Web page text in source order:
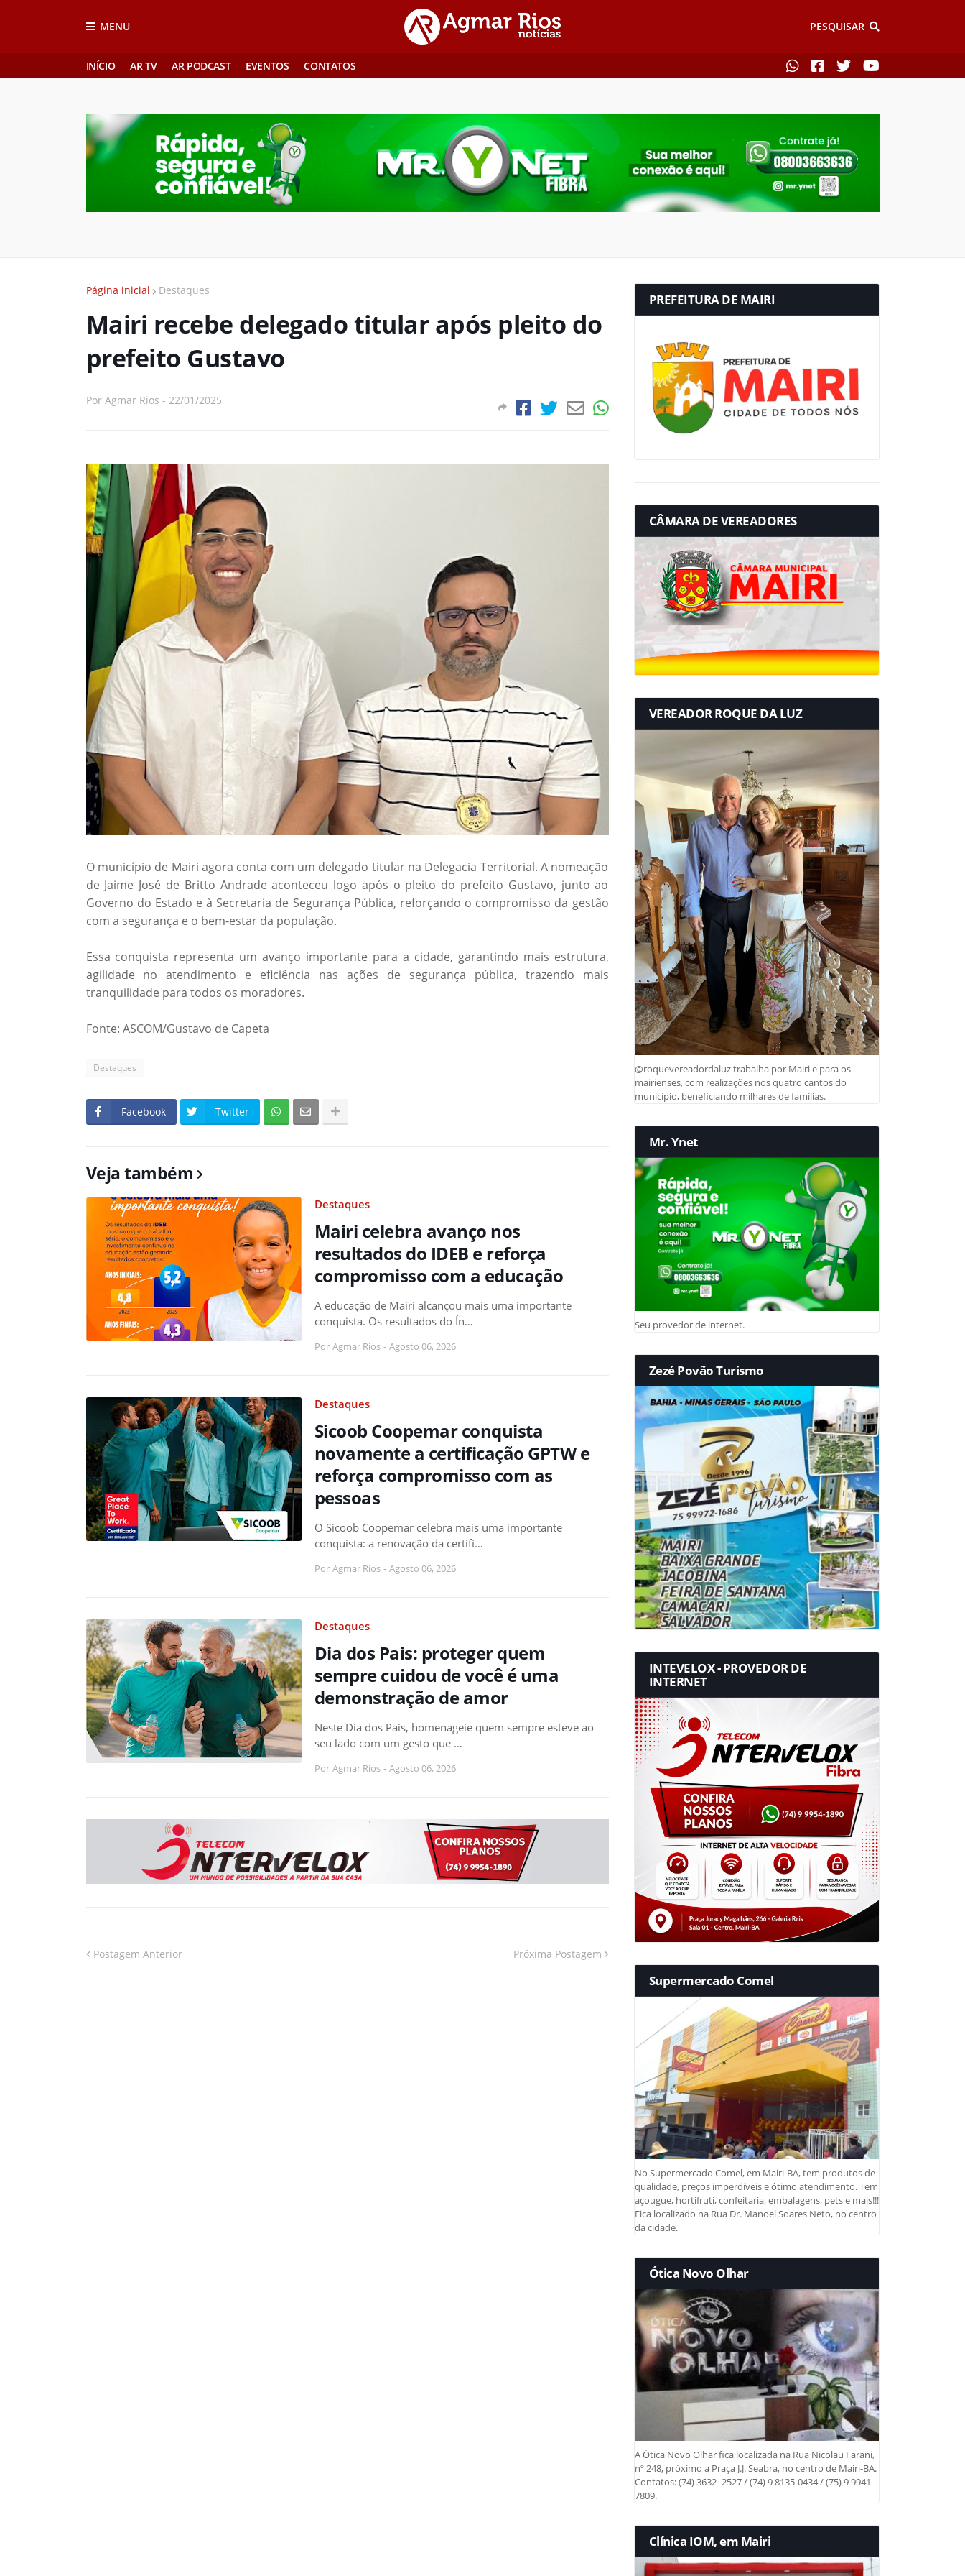
MENU PESQUISAR
INÍCIO AR TV AR PODCAST EVENTOS CONTATOS
Página inicial Destaques
Mairi recebe delegado titular após pleito do
prefeito Gustavo
Por Agmar Rios - 22/01/2025
O município de Mairi agora conta com um delegado titular na Delegacia Territorial. A nomeação
de Jaime José de Britto Andrade aconteceu logo após o pleito do prefeito Gustavo, junto ao
Governo do Estado e à Secretaria de Segurança Pública, reforçando o compromisso da gestão
com a segurança e o bem-estar da população.
Essa conquista representa um avanço importante para a cidade, garantindo mais estrutura,
agilidade no atendimento e eficiência nas ações de segurança pública, trazendo mais
tranquilidade para todos os moradores.
Fonte: ASCOM/Gustavo de Capeta
Destaques
Facebook Twitter
Veja também
Destaques
Mairi celebra avanço nos
resultados do IDEB e reforça
compromisso com a educação
A educação de Mairi alcançou mais uma importante
conquista. Os resultados do Ín…
Por Agmar Rios - Agosto 06, 2026
Destaques
Sicoob Coopemar conquista
novamente a certificação GPTW e
reforça compromisso com as
pessoas
O Sicoob Coopemar celebra mais uma importante
conquista: a renovação da certifi…
Por Agmar Rios - Agosto 06, 2026
Destaques
Dia dos Pais: proteger quem
sempre cuidou de você é uma
demonstração de amor
Neste Dia dos Pais, homenageie quem sempre esteve ao
seu lado com um gesto que …
Por Agmar Rios - Agosto 06, 2026
Postagem Anterior Próxima Postagem
PREFEITURA DE MAIRI
CÂMARA DE VEREADORES
VEREADOR ROQUE DA LUZ
@roquevereadordaluz trabalha por Mairi e para os
mairienses, com realizações nos quatro cantos do
município, beneficiando milhares de famílias.
Mr. Ynet
Seu provedor de internet.
Zezé Povão Turismo
INTEVELOX - PROVEDOR DE
INTERNET
Supermercado Comel
No Supermercado Comel, em Mairi-BA, tem produtos de
qualidade, preços imperdíveis e ótimo atendimento. Tem
açougue, hortifruti, confeitaria, embalagens, pets e mais!!!
Fica localizado na Rua Dr. Manoel Soares Neto, no centro
da cidade.
Ótica Novo Olhar
A Ótica Novo Olhar fica localizada na Rua Nicolau Farani,
nº 248, próximo a Praça J.J. Seabra, no centro de Mairi-BA.
Contatos: (74) 3632- 2527 / (74) 9 8135-0434 / (75) 9 9941-
7809.
Clínica IOM, em Mairi